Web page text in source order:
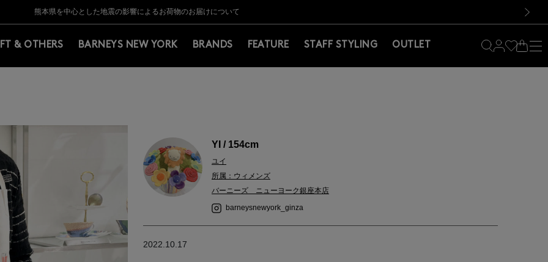
BARNEYS＞会員のお客様は11,000円（税込）以上のお買上げで常時送料無料！お買い物の際は会員登録を！
【夏季休業に伴う返品・交換承り一時停止のお知らせ】（2026.8.5）
熊本県を中心とした地震の影響によるお荷物のお届けについて
【開催中】SUMMER SALEのご案内・ご注意事項
BARNEYS＞会員のお客様は11,000円（税込）以上のお買上げで常時送料無料！お買い物の際は会員登録を！
【夏季休業に伴う返品・交換承り一時停止のお知らせ】（2026.8.5）
& OTHERS BARNEYS NEW YORK BRANDS FEATURE STAFF STYLING OUTLET
YI / 154cm
ユイ
所属：ウィメンズ
バーニーズ ニューヨーク銀座本店
barneysnewyork_ginza
2022.10.17